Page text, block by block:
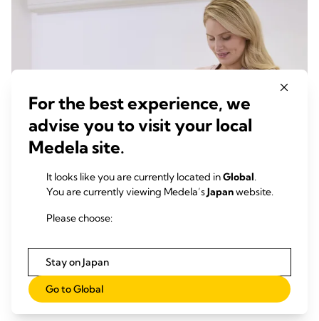
For the best experience, we
advise you to visit your local
Medela site.
It looks like you are currently located inGlobal.
You are currently viewing Medela’sJapanwebsite.
Please choose:
Stay on Japan
Go to Global